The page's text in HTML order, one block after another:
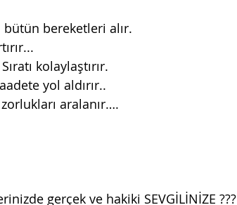
bereketleri alır.
kolaylaştırır.
yol aldırır..
aralanır….
gerçek ve hakiki SEVGİLİNİZE ???